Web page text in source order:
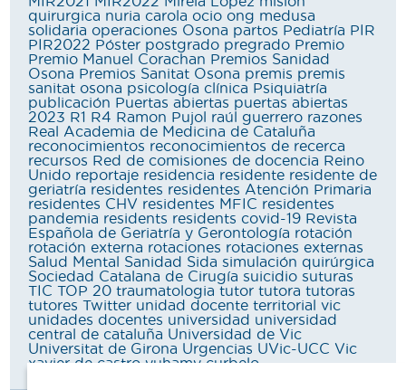
quirurgica nuria carola ocio ong medusa
solidaria operaciones Osona partos Pediatría PIR
PIR2022 Póster postgrado pregrado Premio
Premio Manuel Corachan Premios Sanidad
Osona Premios Sanitat Osona premis premis
sanitat osona psicología clínica Psiquiatría
publicación Puertas abiertas puertas abiertas
2023 R1 R4 Ramon Pujol raúl guerrero razones
Real Academia de Medicina de Cataluña
reconocimientos reconocimientos de recerca
recursos Red de comisiones de docencia Reino
Unido reportaje residencia residente residente de
geriatría residentes residentes Atención Primaria
residentes CHV residentes MFIC residentes
pandemia residents residents covid-19 Revista
Española de Geriatría y Gerontología rotación
rotación externa rotaciones rotaciones externas
Salud Mental Sanidad Sida simulación quirúrgica
Sociedad Catalana de Cirugía suicidio suturas
TIC TOP 20 traumatologia tutor tutora tutoras
tutores Twitter unidad docente territorial vic
unidades docentes universidad universidad
central de cataluña Universidad de Vic
Universitat de Girona Urgencias UVic-UCC Vic
xavier de castro yuhamy curbelo